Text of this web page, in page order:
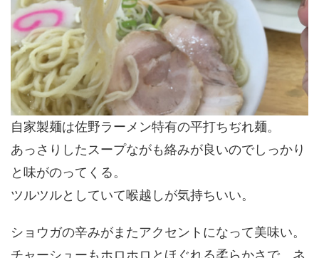
自家製麺は佐野ラーメン特有の平打ちぢれ麺。
あっさりしたスープながも絡みが良いのでしっかり
と味がのってくる。
ツルツルとしていて喉越しが気持ちいい。
ショウガの辛みがまたアクセントになって美味い。
チャーシューもホロホロとほぐれる柔らかさで、ネ